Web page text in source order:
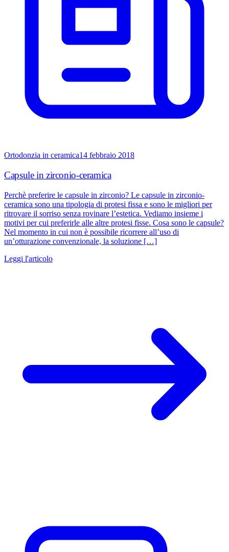
Ortodonzia in ceramica14 febbraio 2018
Capsule in zirconio-ceramica
Perchè preferire le capsule in zirconio? Le capsule in zirconio-
ceramica sono una tipologia di protesi fissa e sono le migliori per
ritrovare il sorriso senza rovinare l’estetica. Vediamo insieme i
motivi per cui preferirle alle altre protesi fisse. Cosa sono le capsule?
Nel momento in cui non è possibile ricorrere all’uso di
un’otturazione convenzionale, la soluzione […]
Leggi l'articolo